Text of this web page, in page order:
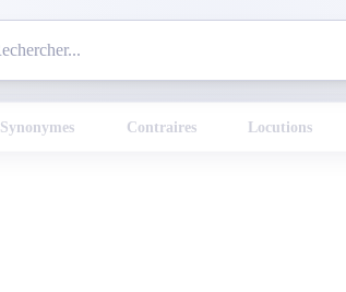
Synonymes Contraires Locutions